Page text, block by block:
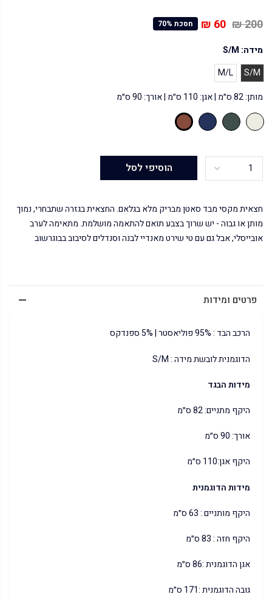
200 ₪
60 ₪ חסכת 70%
מידה: S/M
S/M
M/L
מותן: 82 ס״מ | אגן: 110 ס״מ | אורך: 90 ס״מ
הוסיפי לסל
חצאית מקסי מבד סאטן מבריק מלא בגלאם. החצאית בגזרה שתבחרי, נמוך
מותן או גבוה - יש שרוך בצבע תואם להתאמה מושלמת. מתאימה לערב
אובייסלי, אבל גם עם טי שירט מאנדיי לבנה וסנדלים לסיבוב בבוגרשוב
פרטים ומידות
הרכב הבד : 95% פוליאסטר | 5% ספנדקס
הדוגמנית לובשת מידה : S/M
מידות הבגד
היקף מתניים: 82 ס״מ
אורך: 90 ס״מ
היקף אגן:110 ס״מ
מידות הדוגמנית
היקף מותניים : 63 ס״מ
היקף חזה : 83 ס״מ
אגן הדוגמנית :86 ס״מ
גובה הדוגמנית :171 ס״מ